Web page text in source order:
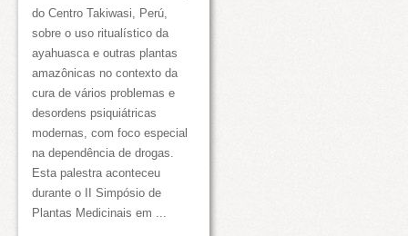
do Centro Takiwasi, Perú,
sobre o uso ritualístico da
ayahuasca e outras plantas
amazônicas no contexto da
cura de vários problemas e
desordens psiquiátricas
modernas, com foco especial
na dependência de drogas.
Esta palestra aconteceu
durante o II Simpósio de
Plantas Medicinais em ...